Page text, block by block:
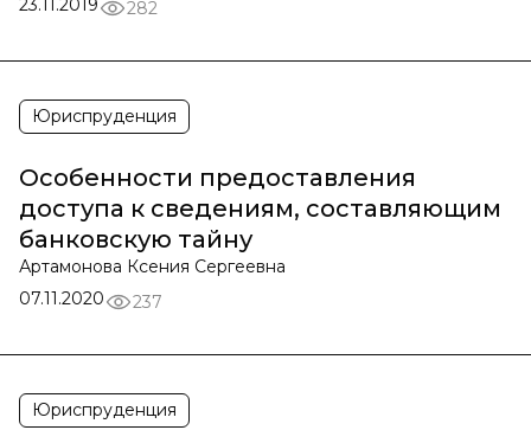
23.11.2019
282
Юриспруденция
Особенности предоставления
доступа к сведениям, составляющим
банковскую тайну
Артамонова Ксения Сергеевна
07.11.2020
237
Юриспруденция